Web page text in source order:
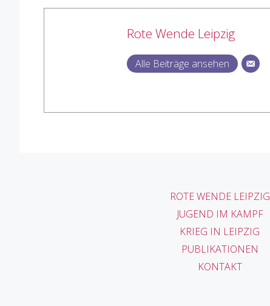
Rote Wende Leipzig
Alle Beiträge ansehen
ROTE WENDE LEIPZIG
JUGEND IM KAMPF
KRIEG IN LEIPZIG
PUBLIKATIONEN
KONTAKT